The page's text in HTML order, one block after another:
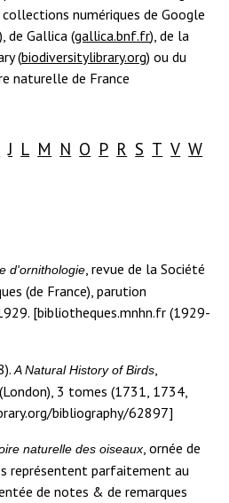
numériques de Google
), de Gallica (gallica.bnf.fr), de la
(biodiversitylibrary.org) ou du
naturelle de France
J L M N O P R S T V W
d'ornithologie, revue de la Société
(de France), parution
[bibliotheques.mnhn.fr (1929-
A Natural History of Birds,
3 tomes (1731, 1734,
bibliography/62897]
naturelle des oiseaux, ornée de
représentent parfaitement au
de notes & de remarques